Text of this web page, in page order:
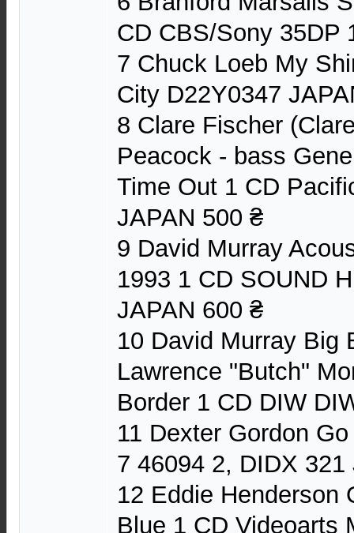
CD CBS/Sony 35DP
7 Chuck Loeb My
City D22Y0347
8 Clare Fischer
Peacock - bass
Time Out 1 CD
JAPAN 500 ₴
9 David Murray
1993 1 CD SOUND
JAPAN 600 ₴
10 David Murray Big
Lawrence "Butch"
Border 1 CD DIW
11 Dexter Gordon
7 46094 2, DIDX
12 Eddie Henderson
Blue 1 CD Videoarts